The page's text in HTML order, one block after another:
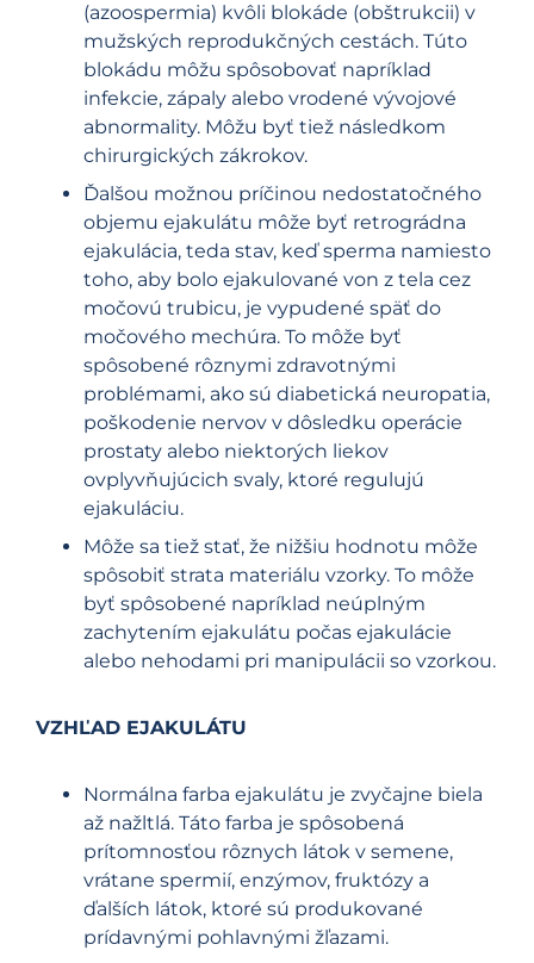
(azoospermia) kvôli blokáde (obštrukcii) v
mužských reprodukčných cestách. Túto
blokádu môžu spôsobovať napríklad
infekcie, zápaly alebo vrodené vývojové
abnormality. Môžu byť tiež následkom
chirurgických zákrokov.
Ďalšou možnou príčinou nedostatočného
objemu ejakulátu môže byť retrográdna
ejakulácia, teda stav, keď sperma namiesto
toho, aby bolo ejakulované von z tela cez
močovú trubicu, je vypudené späť do
močového mechúra. To môže byť
spôsobené rôznymi zdravotnými
problémami, ako sú diabetická neuropatia,
poškodenie nervov v dôsledku operácie
prostaty alebo niektorých liekov
ovplyvňujúcich svaly, ktoré regulujú
ejakuláciu.
Môže sa tiež stať, že nižšiu hodnotu môže
spôsobiť strata materiálu vzorky. To môže
byť spôsobené napríklad neúplným
zachytením ejakulátu počas ejakulácie
alebo nehodami pri manipulácii so vzorkou.
VZHĽAD EJAKULÁTU
Normálna farba ejakulátu je zvyčajne biela
až nažltlá. Táto farba je spôsobená
prítomnosťou rôznych látok v semene,
vrátane spermií, enzýmov, fruktózy a
ďalších látok, ktoré sú produkované
prídavnými pohlavnými žľazami.